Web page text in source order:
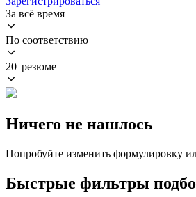
За всё время
По соответствию
20 резюме
Ничего не нашлось
Попробуйте изменить формулировку
Быстрые фильтры